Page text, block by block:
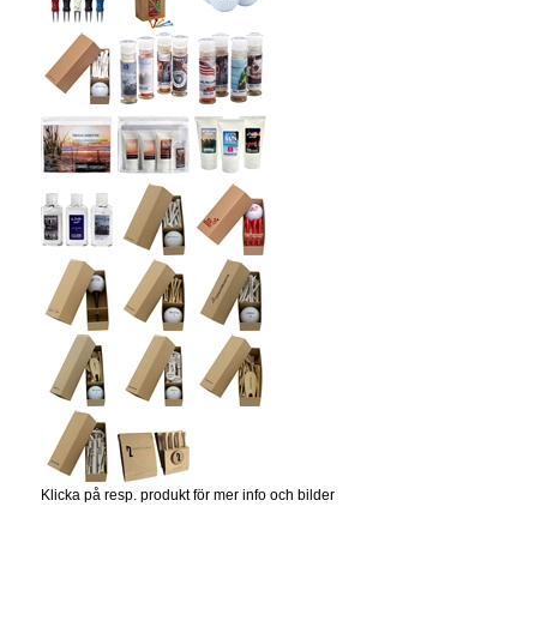
Klicka på resp. produkt för mer info och bilder